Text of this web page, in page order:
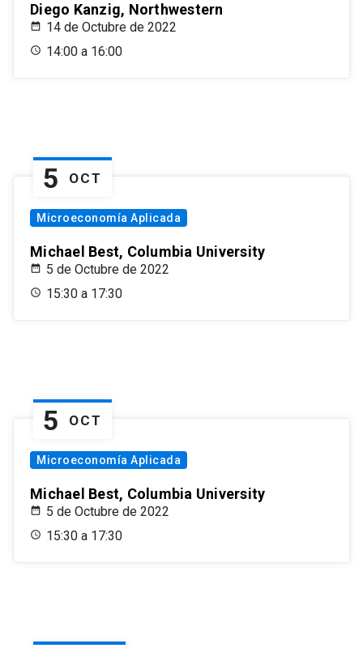
Diego Kanzig, Northwestern
14 de Octubre de 2022
14:00 a 16:00
5 OCT
Microeconomía Aplicada
Michael Best, Columbia University
5 de Octubre de 2022
15:30 a 17:30
5 OCT
Microeconomía Aplicada
Michael Best, Columbia University
5 de Octubre de 2022
15:30 a 17:30